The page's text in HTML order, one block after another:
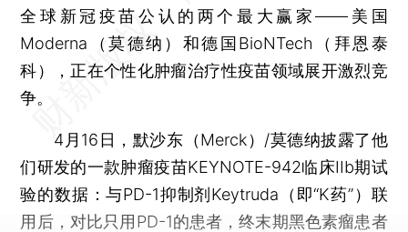
全球新冠疫苗公认的两个最大赢家——美国
Moderna（莫德纳）和德国BioNTech（拜恩泰
科），正在个性化肿瘤治疗性疫苗领域展开激烈竞
争。
4月16日，默沙东（Merck）/莫德纳披露了他
们研发的一款肿瘤疫苗KEYNOTE-942临床IIb期试
验的数据：与PD-1抑制剂Keytruda（即“K药”）联
用后，对比只用PD-1的患者，终末期黑色素瘤患者